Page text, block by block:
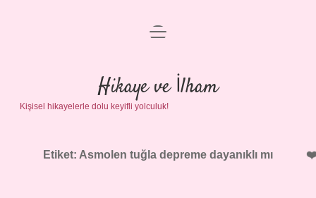
Anasayfa
Gizlilik Politikası
Yasal Uyarı
menüyü
Hikaye ve İlham
Kişisel hikayelerle dolu keyifli yolculuk!
Etiket: Asmolen tuğla depreme dayanıklı mı